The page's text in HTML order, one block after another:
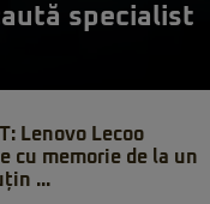
specialist
Lenovo Lecoo
cu memorie de la un
...